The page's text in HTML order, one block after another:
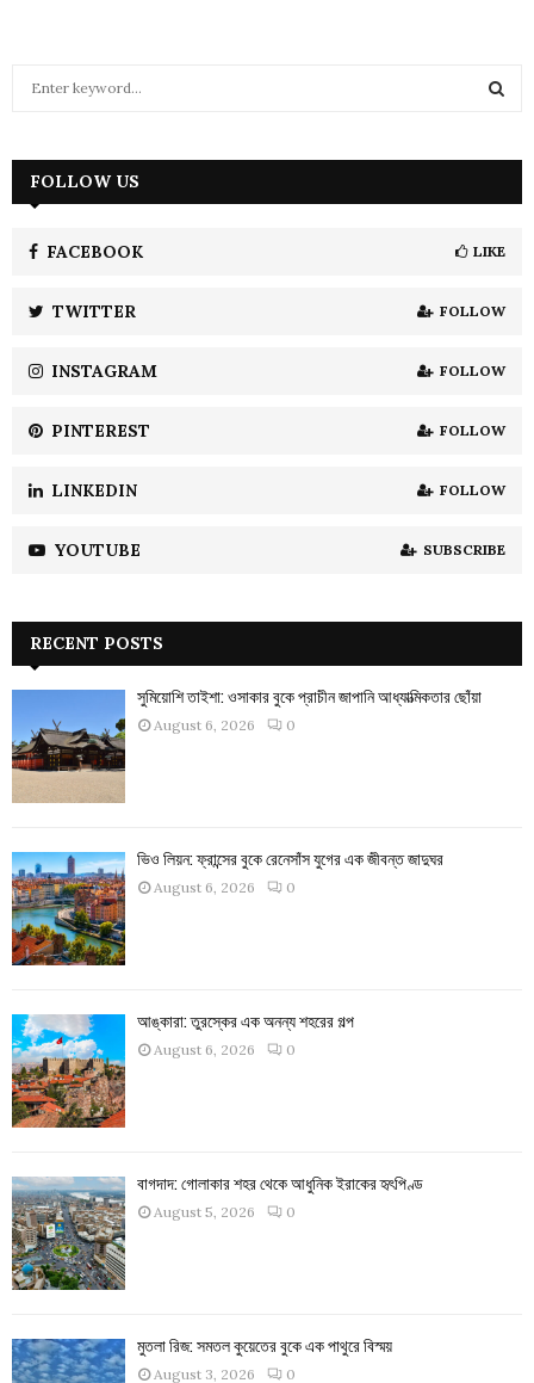
h
H
FOLLOW US
FACEBOOK LIKE
TWITTER FOLLOW
INSTAGRAM FOLLOW
PINTEREST FOLLOW
LINKEDIN FOLLOW
YOUTUBE SUBSCRIBE
RECENT POSTS
সুমিয়োশি তাইশা: ওসাকার বুকে প্রাচীন জাপানি আধ্যাত্মিকতার ছোঁয়া
August 6, 2026 0
ভিও লিয়ন: ফ্রান্সের বুকে রেনেসাঁস যুগের এক জীবন্ত জাদুঘর
August 6, 2026 0
আঙ্কারা: তুরস্কের এক অনন্য শহরের গল্প
August 6, 2026 0
বাগদাদ: গোলাকার শহর থেকে আধুনিক ইরাকের হৃৎপিণ্ড
August 5, 2026 0
মুতলা রিজ: সমতল কুয়েতের বুকে এক পাথুরে বিস্ময়
August 3, 2026 0